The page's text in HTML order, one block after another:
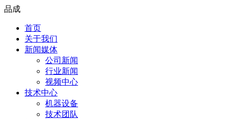
品成
首页
关于我们
新闻媒体
公司新闻
行业新闻
视频中心
技术中心
机器设备
技术团队